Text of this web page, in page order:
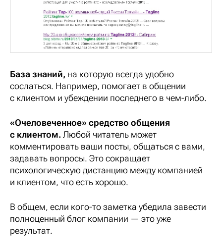
База знаний, на которую всегда удобно
сослаться. Например, помогает в общении
с клиентом и убеждении последнего в чем-либо.
«Очеловеченное» средство общения
с клиентом.Любой читатель может
комментировать ваши посты, общаться с вами,
задавать вопросы. Это сокращает
психологическую дистанцию между компанией
и клиентом, что есть хорошо.
В общем, если кого-то заметка убедила завести
полноценный блог компании — это уже
результат.